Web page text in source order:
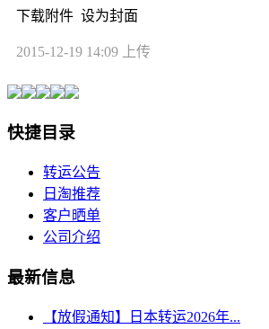
下载附件 设为封面
2015-12-19 14:09 上传
快捷目录
转运公告
日淘推荐
客户晒单
公司介绍
最新信息
【放假通知】日本转运2026年...